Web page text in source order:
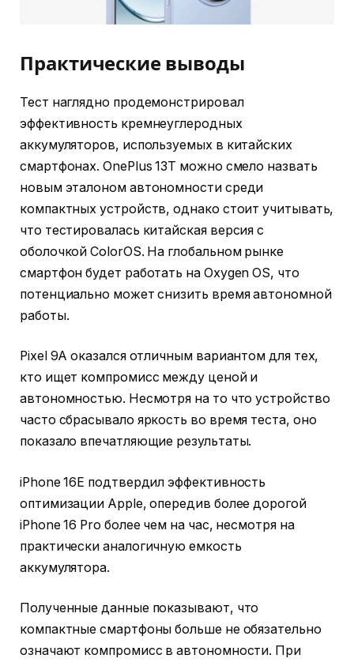
Практические выводы
Тест наглядно продемонстрировал
эффективность кремнеуглеродных
аккумуляторов, используемых в китайских
смартфонах. OnePlus 13T можно смело назвать
новым эталоном автономности среди
компактных устройств, однако стоит учитывать,
что тестировалась китайская версия с
оболочкой ColorOS. На глобальном рынке
смартфон будет работать на Oxygen OS, что
потенциально может снизить время автономной
работы.
Pixel 9A оказался отличным вариантом для тех,
кто ищет компромисс между ценой и
автономностью. Несмотря на то что устройство
часто сбрасывало яркость во время теста, оно
показало впечатляющие результаты.
iPhone 16E подтвердил эффективность
оптимизации Apple, опередив более дорогой
iPhone 16 Pro более чем на час, несмотря на
практически аналогичную емкость
аккумулятора.
Полученные данные показывают, что
компактные смартфоны больше не обязательно
означают компромисс в автономности. При